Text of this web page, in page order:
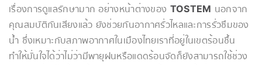
เรื่องการดูแลรักษามาก อย่างหน้าต่างของ TOSTEM นอกจาก
คุณสมบัติกันเสียงแล้ว ยังช่วยกันอากาศรั่วไหลและการรั่วซึมของ
น้ำ ซึ่งเหมาะกับสภาพอากาศในเมืองไทยเราที่อยู่ในเขตร้อนชื้น
ทำให้มั่นใจได้ว่าไม่ว่ามีพายุฝนหรือแดดร้อนจัดก็ยังสามารถใช้ช่วง